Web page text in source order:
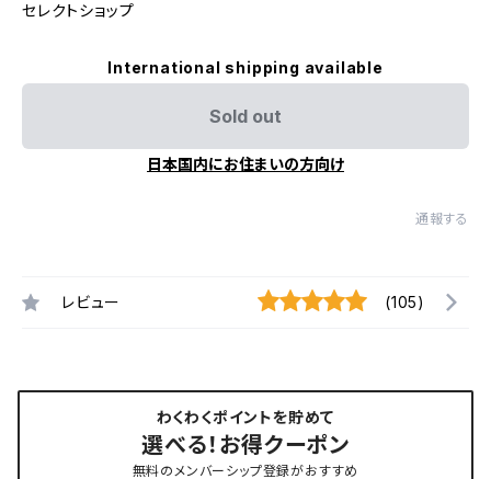
セレクトショップ
International shipping available
Sold out
日本国内にお住まいの方向け
通報する
レビュー (105)
わくわくポイントを貯めて
選べる！お得クーポン
無料のメンバーシップ登録がおすすめ